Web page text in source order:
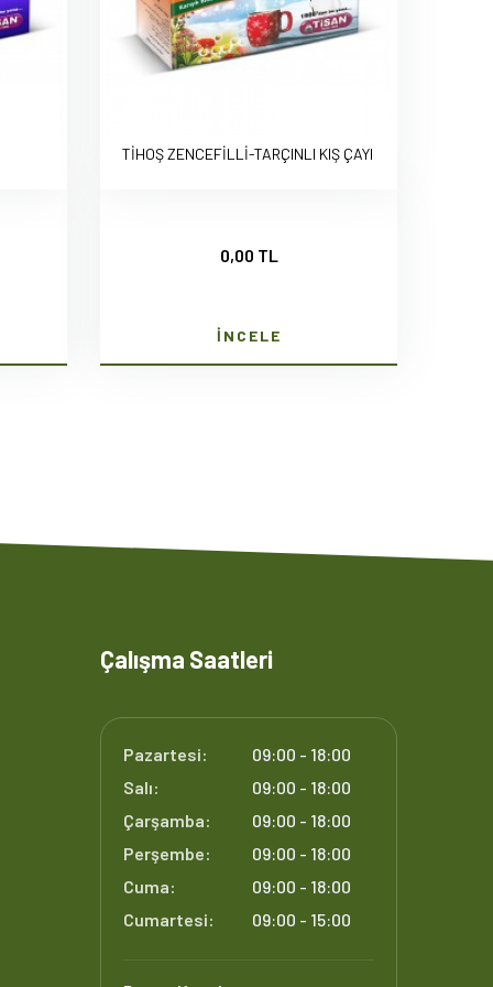
TİHOŞ ZENCEFİLLİ-TARÇINLI KIŞ ÇAYI
0,00 TL
İNCELE
Çalışma Saatleri
Pazartesi:
09:00 - 18:00
Salı:
09:00 - 18:00
Çarşamba:
09:00 - 18:00
Perşembe:
09:00 - 18:00
Cuma:
09:00 - 18:00
Cumartesi:
09:00 - 15:00